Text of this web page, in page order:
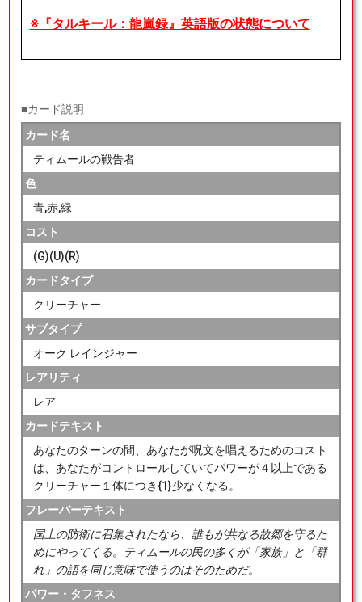
※『タルキール：龍嵐録』英語版の状態について
■カード説明
カード名
ティムールの戦告者
色
青,赤,緑
コスト
(G)(U)(R)
カードタイプ
クリーチャー
サブタイプ
オーク レインジャー
レアリティ
レア
カードテキスト
あなたのターンの間、あなたが呪文を唱えるためのコスト
は、あなたがコントロールしていてパワーが４以上である
クリーチャー１体につき{1}少なくなる。
フレーバーテキスト
国土の防衛に召集されたなら、誰もが共なる故郷を守るた
めにやってくる。ティムールの民の多くが「家族」と「群
れ」の語を同じ意味で使うのはそのためだ。
パワー・タフネス